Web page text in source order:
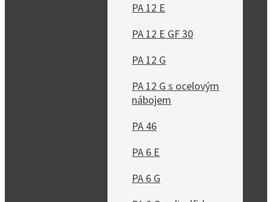
PA 12 E
PA 12 E GF 30
PA 12 G
PA 12 G s ocelovým
nábojem
PA 46
PA 6 E
PA 6 G